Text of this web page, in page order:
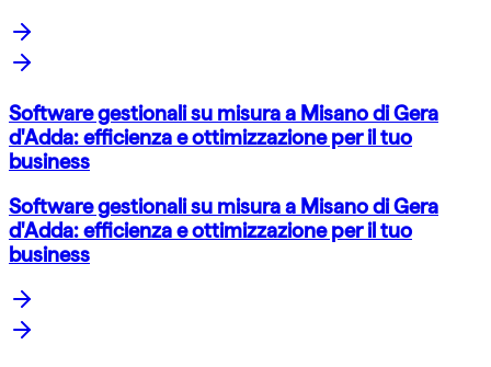
Software gestionali su misura a Misano di Gera
d'Adda: efficienza e ottimizzazione per il tuo
business
Software gestionali su misura a Misano di Gera
d'Adda: efficienza e ottimizzazione per il tuo
business